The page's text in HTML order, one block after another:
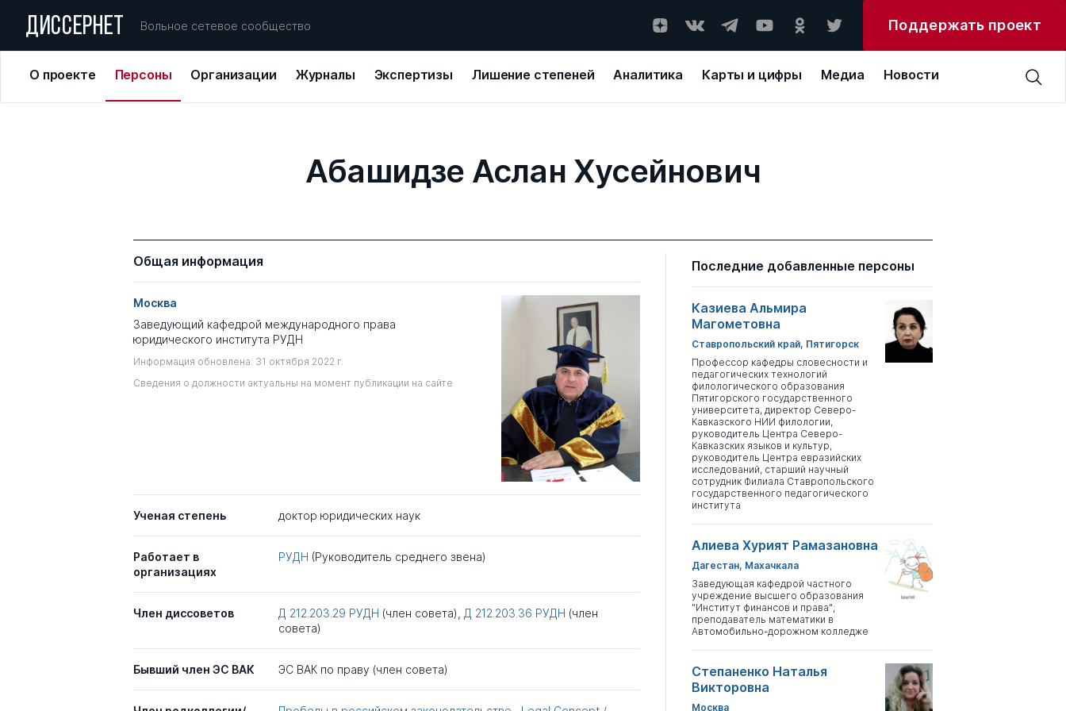
ДИССЕРНЕТ Вольное сетевое сообщество Поддержать проект
О проекте Персоны Организации Журналы Экспертизы Лишение степеней Аналитика Карты и цифры Медиа Новости
Абашидзе Аслан Хусейнович
Общая информация
Москва
Заведующий кафедрой международного права
юридического института РУДН
Информация обновлена: 31 октября 2022 г.
Сведения о должности актуальны на момент публикации на сайте
Ученая степень доктор юридических наук
Работает в
организациях
РУДН (Руководитель среднего звена)
Член диссоветов Д 212.203.29 РУДН (член совета), Д 212.203.36 РУДН (член
совета)
Бывший член ЭС ВАК ЭС ВАК по праву (член совета)
Последние добавленные персоны
Казиева Альмира
Магометовна
Ставропольский край, Пятигорск
Профессор кафедры словесности и
педагогических технологий
филологического образования
Пятигорского государственного
университета, директор Северо-
Кавказского НИИ филологии,
руководитель Центра Северо-
Кавказских языков и культур,
руководитель Центра евразийских
исследований, старший научный
сотрудник Филиала Ставропольского
государственного педагогического
института
Алиева Хурият Рамазановна
Дагестан, Махачкала
Заведующая кафедрой частного
учреждение высшего образования
"Институт финансов и права";
преподаватель математики в
Автомобильно-дорожном колледже
Степаненко Наталья
Викторовна
Москва